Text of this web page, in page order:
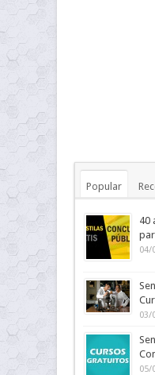
Popular
40
04/
03/
05/